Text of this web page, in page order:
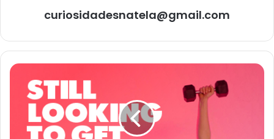
curiosidadesnatela@gmail.com
Exercício
ansiedade:
treino